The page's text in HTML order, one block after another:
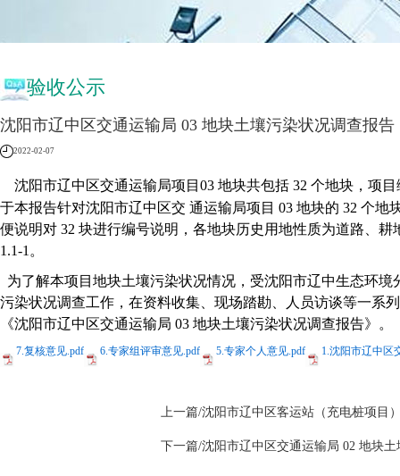
验收公示
沈阳市辽中区交通运输局 03 地块土壤污染状况调查报告
2022-02-07
沈阳市辽中区交通运输局项目 03 地块共包括 32 个地块，项
于本报告针对沈阳市辽中区交 通运输局项目 03 地块的 32 个地
便说明对 32 块进行编号说明，各地块历史用地性质为道路、耕
1.1-1 。
为了解本项目地块土壤污染状况情况，受沈阳市辽中生态环境
污染状况调查工作，在资料收集、现场踏勘、人员访谈等一系
《沈阳市辽中区交通运输局 03 地块土壤污染状况调查报告》。
7.复核意见.pdf 6.专家组评审意见.pdf 5.专家个人意见.pdf 1.沈阳市辽中区
上一篇/沈阳市辽中区客运站（充电桩项目
下一篇/沈阳市辽中区交通运输局 02 地块